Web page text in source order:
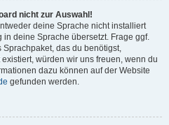
nicht zur Auswahl!
deine Sprache nicht installiert
deine Sprache übersetzt. Frage ggf.
das du benötigst,
würden wir uns freuen, wenn du
dazu können auf der Website
gefunden werden.